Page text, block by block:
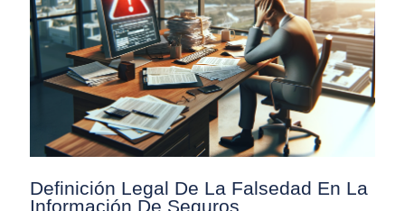
Definición Legal De La Falsedad En La
Información De Seguros